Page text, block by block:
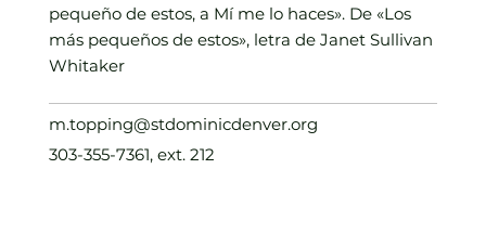
pequeño de estos, a Mí me lo haces». De «Los
más pequeños de estos», letra de Janet Sullivan
Whitaker
m.topping@stdominicdenver.org
303-355-7361, ext. 212